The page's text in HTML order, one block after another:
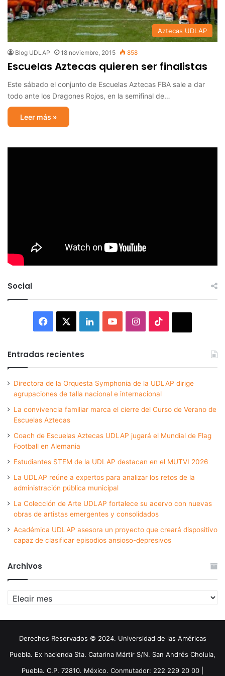
Aztecas UDLAP
Blog UDLAP 18 noviembre, 2015 858
Escuelas Aztecas quieren ser finalistas
Este sábado el conjunto de Escuelas Aztecas FBA sale a dar
todo ante los Dragones Rojos, en la semifinal de…
Leer más »
Social
Facebook LinkedInYouTubeInstagram
Entradas recientes
Directora de la Orquesta Symphonia de la UDLAP dirige
agrupaciones de talla nacional e internacional
La convivencia familiar marca el cierre del Curso de Verano de
Escuelas Aztecas
Coach de Escuelas Aztecas UDLAP jugará el Mundial de Flag
Football en Alemania
Estudiantes STEM de la UDLAP destacan en el MUTVI 2026
La UDLAP reúne a expertos para analizar los retos de la
administración pública municipal
La Colección de Arte UDLAP fortalece su acervo con nuevas
obras de artistas emergentes y consolidados
Académica UDLAP asesora un proyecto que creará dispositivo
capaz de clasificar episodios ansioso-depresivos
Archivos
Archivos
Derechos Reservados © 2024. Universidad de las Américas
Puebla. Ex hacienda Sta. Catarina Mártir S/N. San Andrés Cholula,
Puebla. C.P. 72810. México. Conmutador: 222 229 20 00 |